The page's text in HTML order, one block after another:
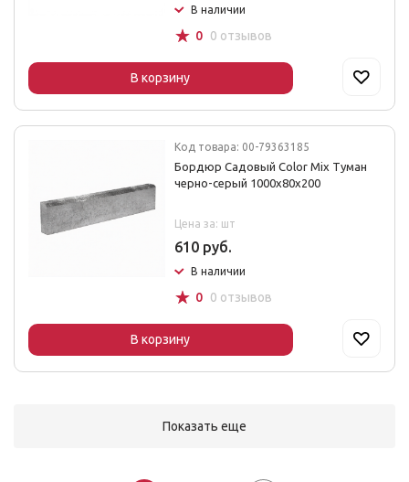
В наличии
☆ 0 0 отзывов
В корзину
Код товара: 00-79363185
Бордюр Садовый Color Mix Туман
черно-серый 1000х80х200
Цена за: шт
610 руб.
В наличии
☆ 0 0 отзывов
В корзину
Показать еще